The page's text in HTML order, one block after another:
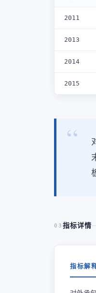
2011
2013
2014
2015
03 指标详情
指标解